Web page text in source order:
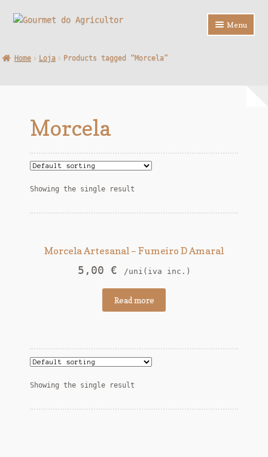
Ir
navegação
Saltar
conteúdo
Menu
Home Loja Products tagged “Morcela”
Morcela
Showing the single result
Morcela Artesanal – Fumeiro D Amaral
5,00 € /uni(iva inc.)
Read more
Showing the single result